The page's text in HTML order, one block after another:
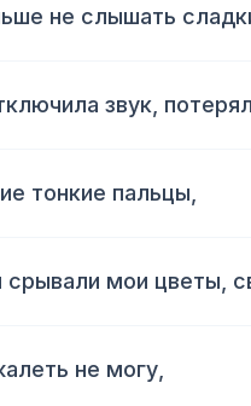
не слышать
звук,
тонкие пальцы,
срывали мои цветы,
не могу,